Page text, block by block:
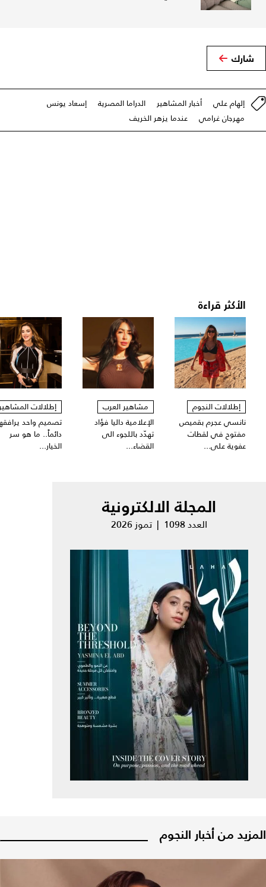
شارك
إلهام علي أخبار المشاهير الدراما المصرية
إسعاد يونس
مهرجان غرامي
عندما يزهر الخريف
الأكثر قراءة
إطلالات النجوم
نانسي عجرم بقميص
مفتوح في لقطات
عفوية على...
مشاهير العرب
الإعلامية داليا فؤاد
تهدّد باللجوء الى
القضاء...
إطلالات
تصميم واحد
دائماً.. ما هو سر
الخيار...
المجلة الالكترونية
العدد 1098 | تموز 2026
المزيد من أخبار النجوم